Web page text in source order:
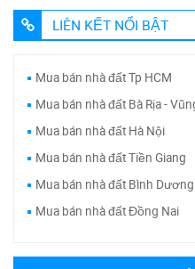
LIÊN KẾT NỔI BẬT
Mua bán nhà đất Tp HCM
Mua bán nhà đất Bà Rịa -
Mua bán nhà đất Hà Nội
Mua bán nhà đất Tiền Giang
Mua bán nhà đất Bình Dương
Mua bán nhà đất Đồng Nai